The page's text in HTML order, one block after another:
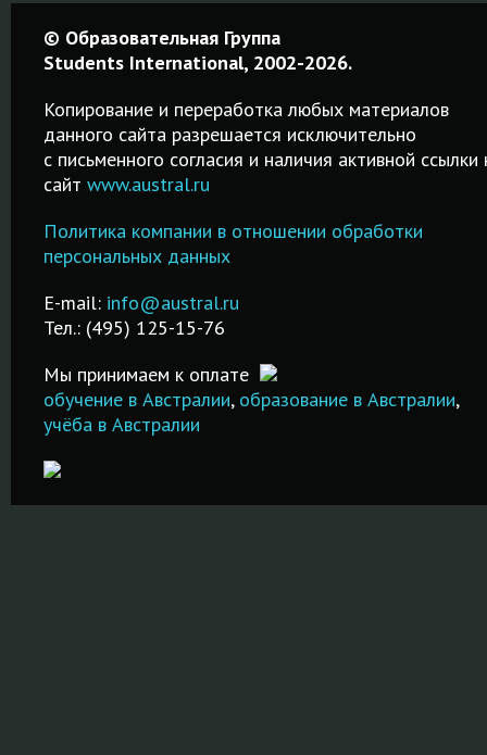
Стипендии
на
обучение
за
рубежом
Удобный
поисковик
стипендий на
русском языке!
Бесплатная
помощь в
подаче
документов!
ПОДРОБНЕЕ
Подготовка
к IELTS в
Москве
Качественные
курсы от 2-х
месяцев!
Подготовка к
Недорого и
качественно!
ПОДРОБНЕЕ
Среднее
школах-
© Образовательная Группа
Students International, 2002-2026.
Копирование и переработка любых материалов
данного сайта разрешается исключительно
c письменного согласия и наличия активной ссылки
сайт www.austral.ru
Политика компании в отношении обработки
персональных данных
E-mail: info@austral.ru
Тел.: (495) 125-15-76
Мы принимаем к оплате
обучение в Австралии, образование в Австралии,
учёба в Австралии